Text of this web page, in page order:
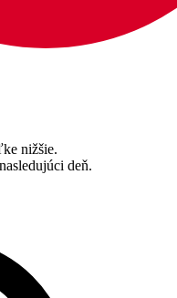
nižšie.
deň.